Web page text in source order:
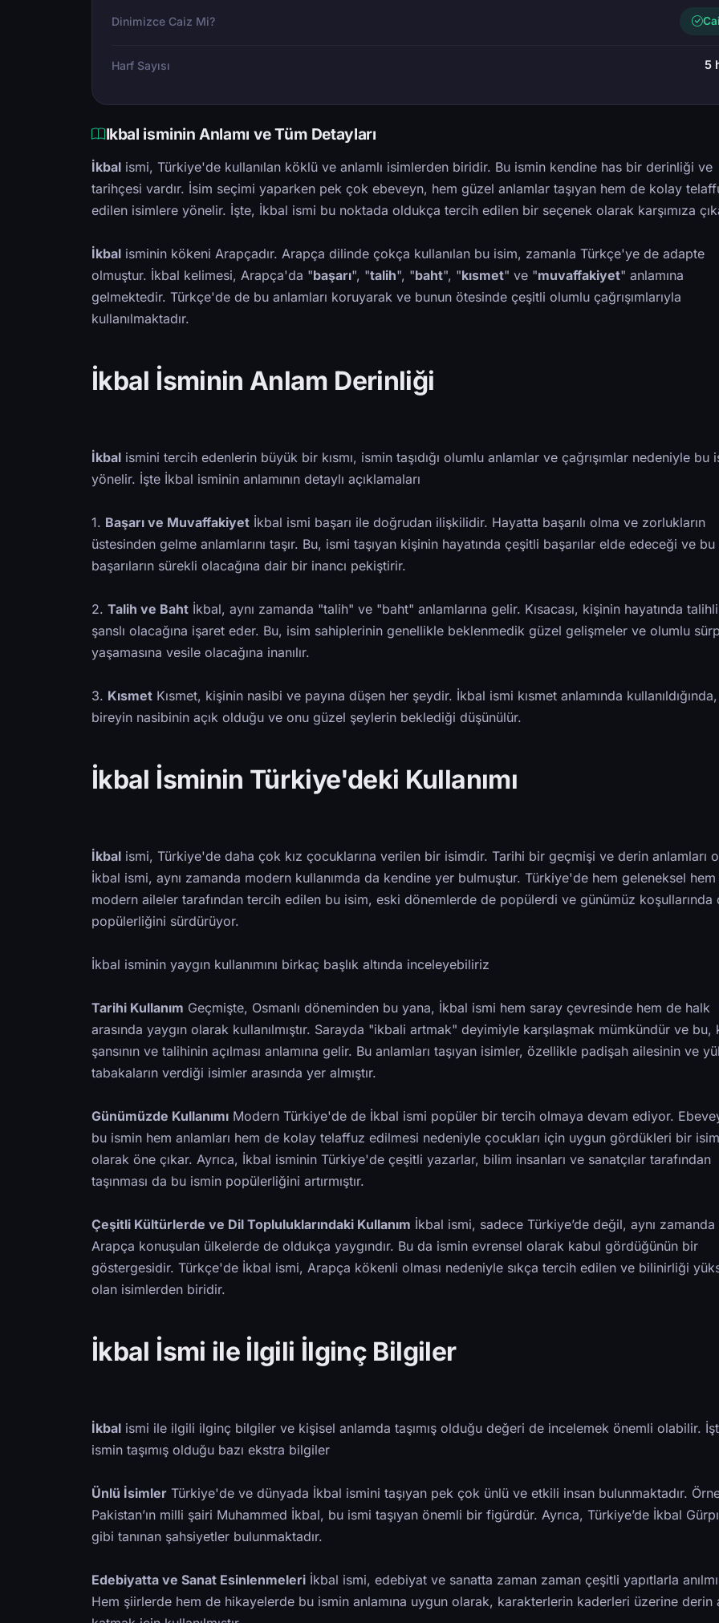
Dinimizce Caiz Mi?
Harf Sayısı 5
Ikbal isminin Anlamı ve Tüm Detayları
İkbal ismi, Türkiye'de kullanılan köklü ve anlamlı isimlerden biridir. Bu ismin kendine has bir derinliği ve
tarihçesi vardır. İsim seçimi yaparken pek çok ebeveyn, hem güzel anlamlar taşıyan hem de kolay
edilen isimlere yönelir. İşte, İkbal ismi bu noktada oldukça tercih edilen bir seçenek olarak karşımıza
İkbal isminin kökeni Arapçadır. Arapça dilinde çokça kullanılan bu isim, zamanla Türkçe'ye de adapte
olmuştur. İkbal kelimesi, Arapça'da "başarı", "talih", "baht", "kısmet" ve "muvaffakiyet" anlamına
gelmektedir. Türkçe'de de bu anlamları koruyarak ve bunun ötesinde çeşitli olumlu çağrışımlarıyla
kullanılmaktadır.
İkbal İsminin Anlam Derinliği
İkbal ismini tercih edenlerin büyük bir kısmı, ismin taşıdığı olumlu anlamlar ve çağrışımlar nedeniyle bu
yönelir. İşte İkbal isminin anlamının detaylı açıklamaları
1. Başarı ve Muvaffakiyet İkbal ismi başarı ile doğrudan ilişkilidir. Hayatta başarılı olma ve zorlukların
üstesinden gelme anlamlarını taşır. Bu, ismi taşıyan kişinin hayatında çeşitli başarılar elde edeceği ve bu
başarıların sürekli olacağına dair bir inancı pekiştirir.
2. Talih ve Baht İkbal, aynı zamanda "talih" ve "baht" anlamlarına gelir. Kısacası, kişinin hayatında
şanslı olacağına işaret eder. Bu, isim sahiplerinin genellikle beklenmedik güzel gelişmeler ve olumlu
yaşamasına vesile olacağına inanılır.
3. Kısmet Kısmet, kişinin nasibi ve payına düşen her şeydir. İkbal ismi kısmet anlamında kullanıldığında,
bireyin nasibinin açık olduğu ve onu güzel şeylerin beklediği düşünülür.
İkbal İsminin Türkiye'deki Kullanımı
İkbal ismi, Türkiye'de daha çok kız çocuklarına verilen bir isimdir. Tarihi bir geçmişi ve derin anlamları
İkbal ismi, aynı zamanda modern kullanımda da kendine yer bulmuştur. Türkiye'de hem geleneksel
modern aileler tarafından tercih edilen bu isim, eski dönemlerde de popülerdi ve günümüz koşullarında
popülerliğini sürdürüyor.
İkbal isminin yaygın kullanımını birkaç başlık altında inceleyebiliriz
Tarihi Kullanım Geçmişte, Osmanlı döneminden bu yana, İkbal ismi hem saray çevresinde hem de halk
arasında yaygın olarak kullanılmıştır. Sarayda "ikbali artmak" deyimiyle karşılaşmak mümkündür ve bu,
şansının ve talihinin açılması anlamına gelir. Bu anlamları taşıyan isimler, özellikle padişah ailesinin ve
tabakaların verdiği isimler arasında yer almıştır.
Günümüzde Kullanımı Modern Türkiye'de de İkbal ismi popüler bir tercih olmaya devam ediyor.
bu ismin hem anlamları hem de kolay telaffuz edilmesi nedeniyle çocukları için uygun gördükleri bir isim
olarak öne çıkar. Ayrıca, İkbal isminin Türkiye'de çeşitli yazarlar, bilim insanları ve sanatçılar tarafından
taşınması da bu ismin popülerliğini artırmıştır.
Çeşitli Kültürlerde ve Dil Topluluklarındaki Kullanım İkbal ismi, sadece Türkiye’de değil, aynı
Arapça konuşulan ülkelerde de oldukça yaygındır. Bu da ismin evrensel olarak kabul gördüğünün bir
göstergesidir. Türkçe'de İkbal ismi, Arapça kökenli olması nedeniyle sıkça tercih edilen ve bilinirliği
olan isimlerden biridir.
İkbal İsmi ile İlgili İlginç Bilgiler
İkbal ismi ile ilgili ilginç bilgiler ve kişisel anlamda taşımış olduğu değeri de incelemek önemli olabilir.
ismin taşımış olduğu bazı ekstra bilgiler
Ünlü İsimler Türkiye'de ve dünyada İkbal ismini taşıyan pek çok ünlü ve etkili insan bulunmaktadır.
Pakistan’ın milli şairi Muhammed İkbal, bu ismi taşıyan önemli bir figürdür. Ayrıca, Türkiye’de İkbal
gibi tanınan şahsiyetler bulunmaktadır.
Edebiyatta ve Sanat Esinlenmeleri İkbal ismi, edebiyat ve sanatta zaman zaman çeşitli yapıtlarla
Hem şiirlerde hem de hikayelerde bu ismin anlamına uygun olarak, karakterlerin kaderleri üzerine derin